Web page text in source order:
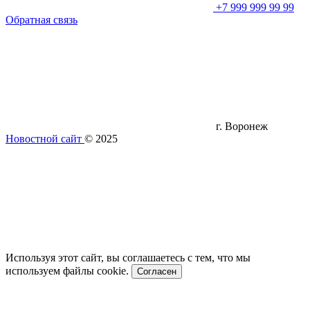
+7 999 999 99 99
Обратная связь
г. Воронеж
Новостной сайт © 2025
Используя этот сайт, вы соглашаетесь с тем, что мы
используем файлы cookie.
Согласен